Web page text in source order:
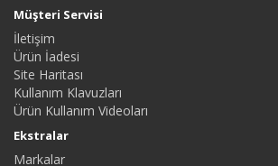
Müşteri Servisi
İletişim
Ürün İadesi
Site Haritası
Kullanım Klavuzları
Ürün Kullanım Videoları
Ekstralar
Markalar